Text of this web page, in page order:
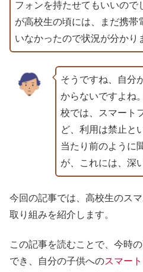
フォンを持たせてもいいので
が高校生の頃には、まだ携帯
いなかったので状況が分かり
そうですね、自分
からないですよね
校では、スマート
ど、利用は禁止と
当たり前のように
が、これには、深
今回の記事では、高校生のス
取り組みを紹介します。
この記事を読むことで、今時
でき、自分の子供へのスマー